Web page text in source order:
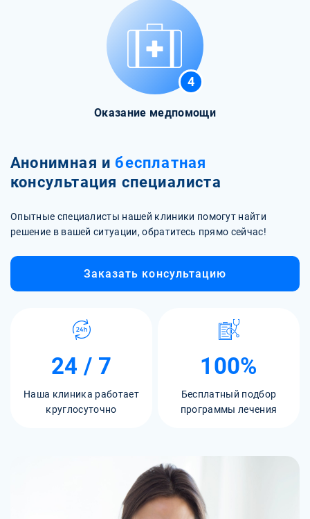
4
Оказание медпомощи
Анонимная и бесплатная
консультация специалиста
Опытные специалисты нашей клиники помогут найти
решение в вашей ситуации, обратитесь прямо сейчас!
Заказать консультацию
24 / 7
Наша клиника работает
круглосуточно
100%
Бесплатный подбор
программы лечения